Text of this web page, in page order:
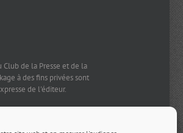
de la Presse et de la
à des fins privées sont
de l'éditeur.